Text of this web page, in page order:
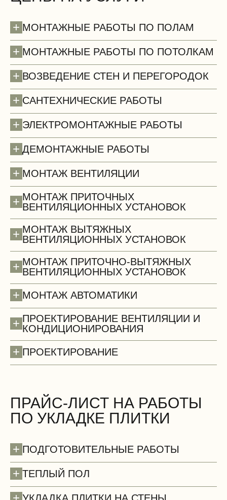
+ МОНТАЖНЫЕ РАБОТЫ ПО ПОЛАМ
+ МОНТАЖНЫЕ РАБОТЫ ПО ПОТОЛКАМ
+ ВОЗВЕДЕНИЕ СТЕН И ПЕРЕГОРОДОК
+ САНТЕХНИЧЕСКИЕ РАБОТЫ
+ ЭЛЕКТРОМОНТАЖНЫЕ РАБОТЫ
+ ДЕМОНТАЖНЫЕ РАБОТЫ
Полы (демонтаж)
+ МОНТАЖ ВЕНТИЛЯЦИИ
+ МОНТАЖ ПРИТОЧНЫХ
ВЕНТИЛЯЦИОННЫХ УСТАНОВОК
+ МОНТАЖ ВЫТЯЖНЫХ
ВЕНТИЛЯЦИОННЫХ УСТАНОВОК
+ МОНТАЖ ПРИТОЧНО-ВЫТЯЖНЫХ
ВЕНТИЛЯЦИОННЫХ УСТАНОВОК
+ МОНТАЖ АВТОМАТИКИ
+ ПРОЕКТИРОВАНИЕ ВЕНТИЛЯЦИИ И
КОНДИЦИОНИРОВАНИЯ
+ ПРОЕКТИРОВАНИЕ
ПРАЙС-ЛИСТ НА РАБОТЫ
ПО УКЛАДКЕ ПЛИТКИ
+ ПОДГОТОВИТЕЛЬНЫЕ РАБОТЫ
+ ТЕПЛЫЙ ПОЛ